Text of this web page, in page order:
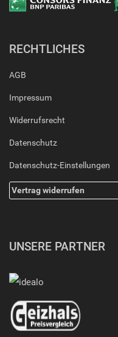
RECHTLICHES
AGB
Impressum
Widerrufsrecht
Datenschutz
Datenschutz-Einstellungen
Vertrag widerrufen
UNSERE PARTNER